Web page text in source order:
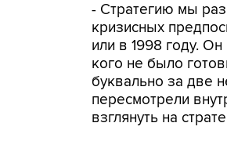
- Стратегию мы
кризисных
или в 1998 году.
кого не было
буквально за две
пересмотрели
взглянуть на